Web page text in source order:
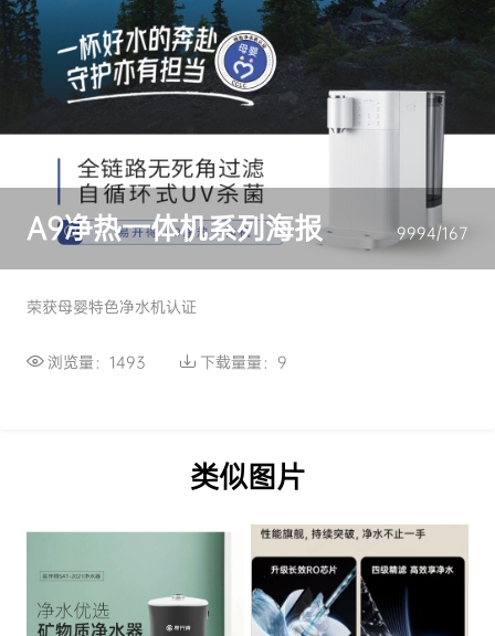
A9净热一体机系列海报 9994/167
荣获母婴特色净水机认证
浏览量：1493 下载量量：9
类似图片